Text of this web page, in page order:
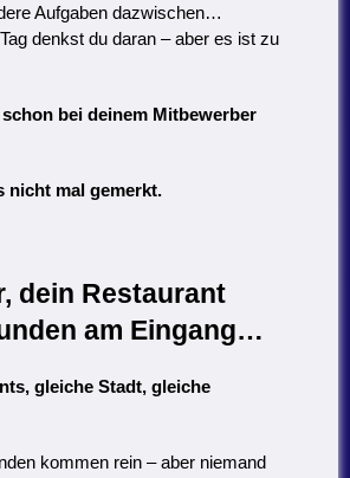
Aufgaben dazwischen…
denkst du daran – aber es ist zu
bei deinem Mitbewerber
nicht mal gemerkt.
dein Restaurant
am Eingang…
gleiche Stadt, gleiche
kommen rein – aber niemand